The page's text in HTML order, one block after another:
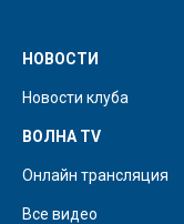
НОВОСТИ
Новости клуба
ВОЛНА TV
Онлайн трансляция
Все видео